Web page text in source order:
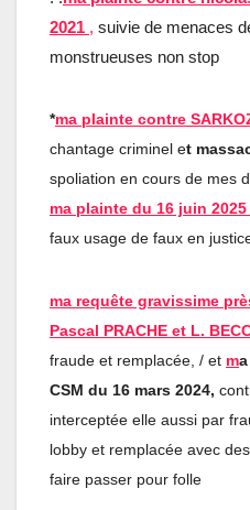
2021 , suivie de menaces
monstrueuses non stop
*ma plainte contre
chantage criminel et
spoliation en cours de mes
ma plainte du 16 juin
faux usage de faux en
ma requête gravissime
Pascal PRACHE et L.
fraude et remplacée, / et m
CSM du 16 mars 2024,
interceptée elle aussi par
lobby et remplacée avec
faire passer pour folle